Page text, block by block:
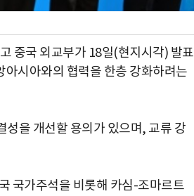
중국 외교부가 18일(현지시각) 발표
시아와의 협력을 한층 강화하려는
을 개선할 용의가 있으며, 교류 강
국가주석을 비롯해 카심-조마르트